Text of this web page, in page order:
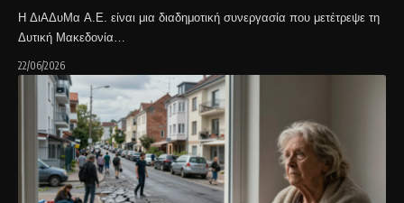
Η ΔιΑΔυΜα Α.Ε. είναι μια διαδημοτική συνεργασία που μετέτρεψε τη
Δυτική Μακεδονία…
22/06/2026